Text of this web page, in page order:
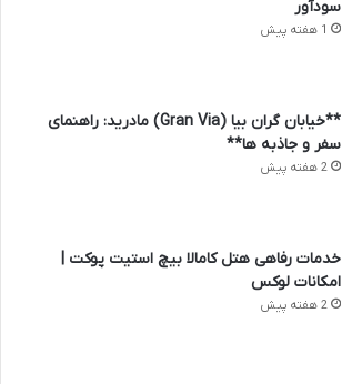
سودآور
1 هفته پیش
**خیابان گران بیا (Gran Via) مادرید: راهنمای
سفر و جاذبه ها**
2 هفته پیش
خدمات رفاهی هتل کامالا بیچ استیت پوکت |
امکانات لوکس
2 هفته پیش